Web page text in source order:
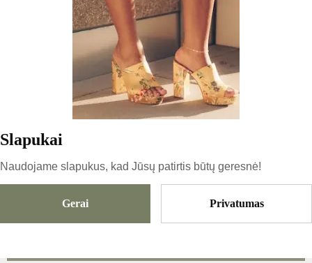
Slapukai
Naudojame slapukus, kad Jūsų patirtis būtų geresnė!
Gerai Privatumas
Aulo aukštis - 16cm
AsfI3wmKIdp8Zci73CZ1
Išparduota